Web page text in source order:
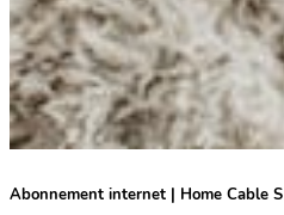
Abonnement internet | Home Cable S